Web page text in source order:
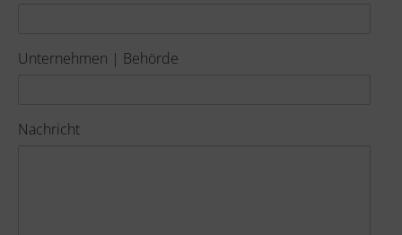
Unternehmen | Behörde
Nachricht